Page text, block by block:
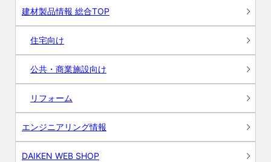
建材製品情報 総合TOP
住宅向け
公共・商業施設向け
リフォーム
エンジニアリング情報
DAIKEN WEB SHOP